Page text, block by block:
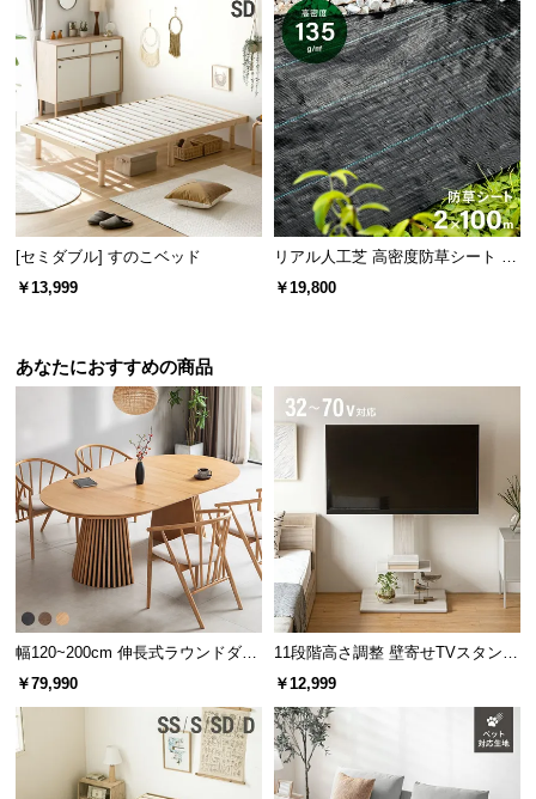
o.,
衣装部屋やクローゼット下の空いたスペースを活用できます。
左右スイングで取り出しスムーズ
ハンガーは左右にスイング式で出し入れが簡単。欲しい服を探す時にも
便利です。
キャスター付きで移動が簡単
[セミダブル] すのこベッド
￥13,999
リアル人工芝 高密度防草シート 2×
100m
￥19,800
あなたにおすすめの商品
幅120~200cm 伸長式ラウンドダイ
ニングテーブル 6人掛け 天然木突
板 美しい格子デザイン
￥79,990
11段階高さ調整 壁寄せTVスタンド
キャスター付き 上下左右角度調節
￥12,999